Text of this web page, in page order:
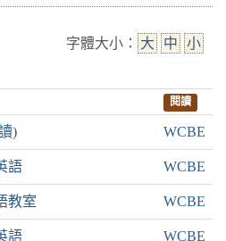
字體大小： 大 中 小
閱讀
) WCBE
語 WCBE
教室 WCBE
語 WCBE